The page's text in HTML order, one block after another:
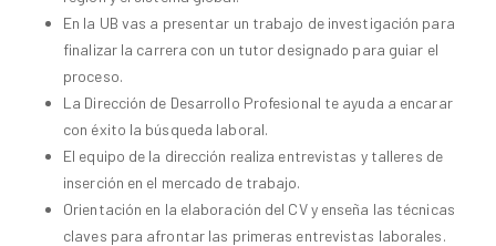
En la UB vas a presentar un trabajo de investigación para
finalizar la carrera con un tutor designado para guiar el
proceso.
La Dirección de Desarrollo Profesional te ayuda a encarar
con éxito la búsqueda laboral.
El equipo de la dirección realiza entrevistas y talleres de
inserción en el mercado de trabajo.
Orientación en la elaboración del CV y enseña las técnicas
claves para afrontar las primeras entrevistas laborales.